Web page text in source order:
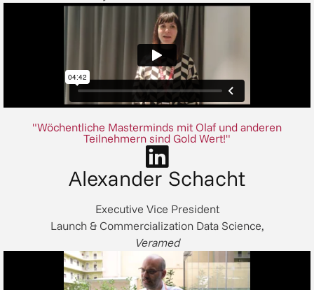
"Wöchentliche Masterminds mit Olaf und anderen
Teilnehmern sind Gold Wert!"
Alexander Schacht
Executive Vice President
Launch & Commercialization Data Science,
Veramed